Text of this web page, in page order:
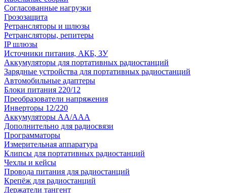
Согласованные нагрузки
Грозозащита
Ретрансляторы и шлюзы
Ретрансляторы, репитеры
IP шлюзы
Источники питания, АКБ, ЗУ
Аккумуляторы для портативных радиостанций
Зарядные устройства для портативных радиостанций
Автомобильные адаптеры
Блоки питания 220/12
Преобразователи напряжения
Инверторы 12/220
Аккумуляторы АА/ААА
Дополнительно для радиосвязи
Программаторы
Измерительная аппаратура
Клипсы для портативных радиостанций
Чехлы и кейсы
Провода питания для радиостанций
Крепёж для радиостанций
Держатели тангент